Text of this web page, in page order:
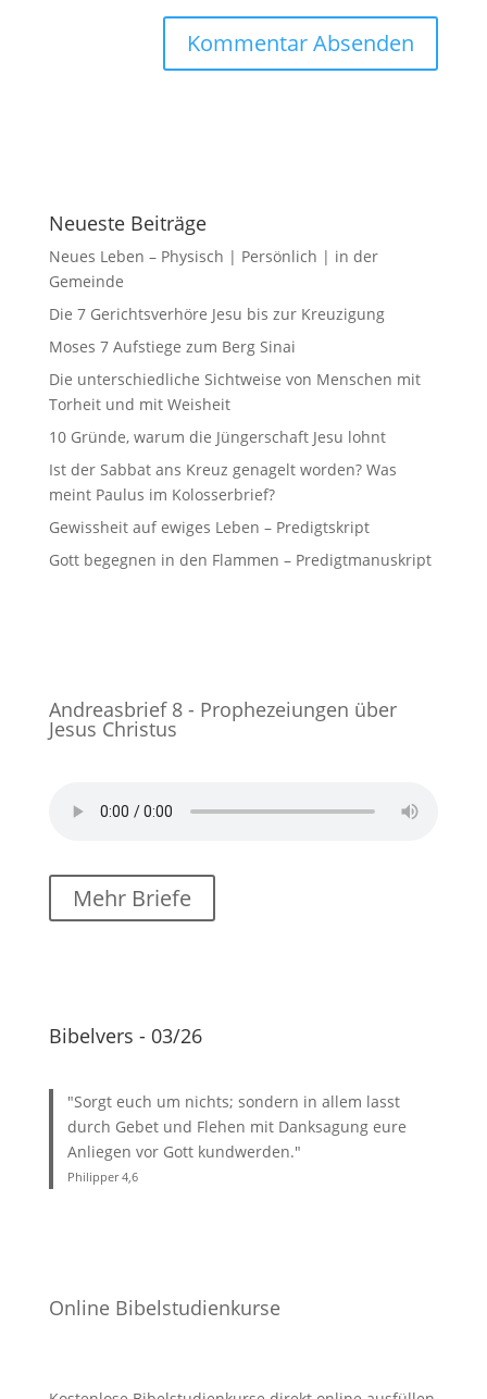
Neueste Beiträge
Neues Leben – Physisch | Persönlich | in der
Gemeinde
Die 7 Gerichtsverhöre Jesu bis zur Kreuzigung
Moses 7 Aufstiege zum Berg Sinai
Die unterschiedliche Sichtweise von Menschen mit
Torheit und mit Weisheit
10 Gründe, warum die Jüngerschaft Jesu lohnt
Ist der Sabbat ans Kreuz genagelt worden? Was
meint Paulus im Kolosserbrief?
Gewissheit auf ewiges Leben – Predigtskript
Gott begegnen in den Flammen – Predigtmanuskript
Andreasbrief 8 - Prophezeiungen über
Jesus Christus
Mehr Briefe
Bibelvers - 03/26
"Sorgt euch um nichts; sondern in allem lasst
durch Gebet und Flehen mit Danksagung eure
Anliegen vor Gott kundwerden."
Philipper 4,6
Online Bibelstudienkurse